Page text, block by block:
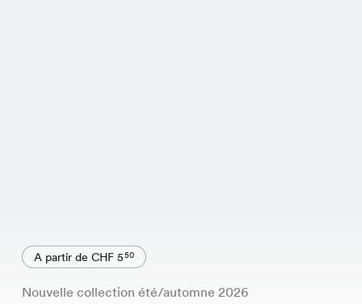
A partir de CHF 550
Nouvelle collection été/automne 2026